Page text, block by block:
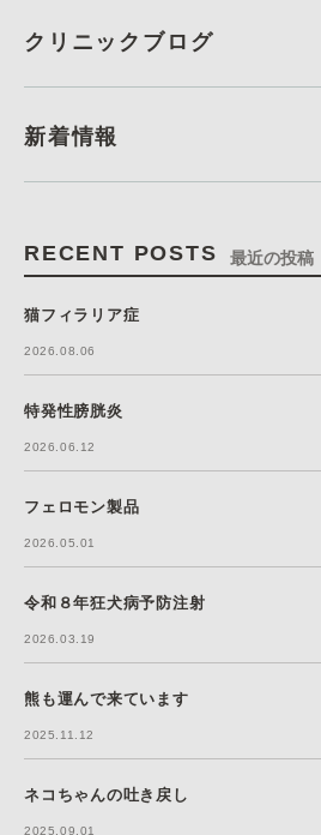
クリニックブログ
新着情報
RECENT POSTS 最近の投稿
猫フィラリア症
2026.08.06
特発性膀胱炎
2026.06.12
フェロモン製品
2026.05.01
令和８年狂犬病予防注射
2026.03.19
熊も運んで来ています
2025.11.12
ネコちゃんの吐き戻し
2025.09.01